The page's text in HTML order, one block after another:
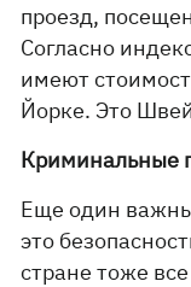
проезд,
Согласно
имеют
Йорке. Это
Криминальные
Еще один
это
стране тоже